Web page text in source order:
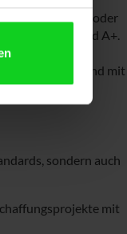
% Kapazität) oder
Qualitätsgrad A+.
getestet und mit
sondern auch
mit